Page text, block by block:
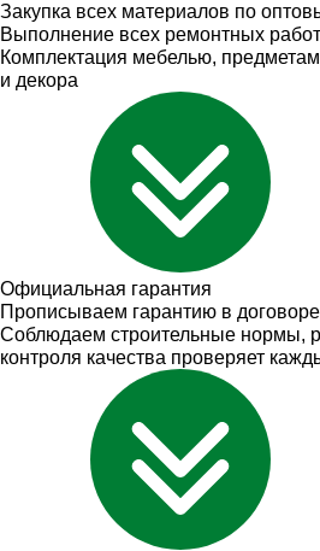
Закупка всех материалов по
Выполнение всех ремонтных работ
Комплектация мебелью,
и декора
Официальная гарантия
Прописываем гарантию в
Соблюдаем строительные нормы,
контроля качества проверяет